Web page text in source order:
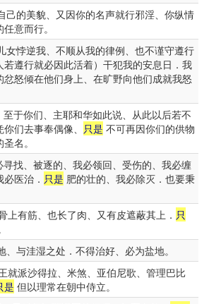
己的美貌、又因你的名声就行邪淫、你纵情
意而行。
女悖逆我、不顺从我的律例、也不谨守遵行
若遵行就必因此活着）干犯我的安息日．我
忿怒倾在他们身上、在旷野向他们成就我怒
至于你们、主耶和华如此说、从此以后若不
们去事奉偶像、 只是 不可再因你们的供物
名。
寻找、被逐的、我必领回、受伤的、我必缠
医治． 只是 肥的壮的、我必除灭．也要秉
上有筋、也长了肉、又有皮遮蔽其上． 只
、与洼湿之处．不得治好、必为盐地。
就派沙得拉、米煞、亚伯尼歌、管理巴比
是 但以理常在朝中侍立。